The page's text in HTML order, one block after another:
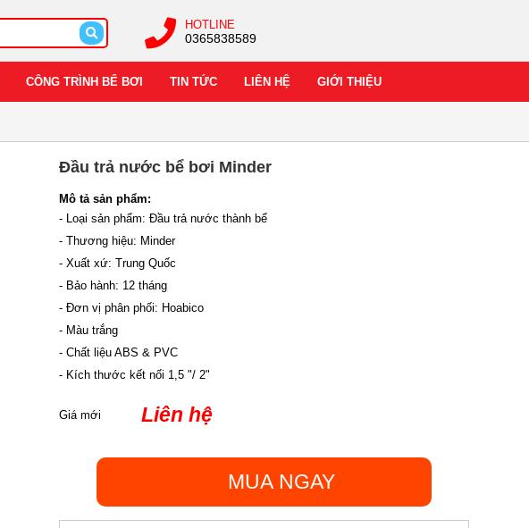
HOTLINE
0365838589
CÔNG TRÌNH BỂ BƠI TIN TỨC LIÊN HỆ GIỚI THIỆU
Đầu trả nước bể bơi Minder
Mô tả sản phẩm:
- Loại sản phẩm: Đầu trả nước thành bể
- Thương hiệu: Minder
- Xuất xứ: Trung Quốc
- Bảo hành: 12 tháng
- Đơn vị phân phối: Hoabico
- Màu trắng
- Chất liệu ABS & PVC
- Kích thước kết nối 1,5 "/ 2"
Giá mới Liên hệ
MUA NGAY